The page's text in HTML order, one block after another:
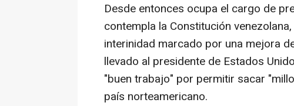
Desde entonces ocupa el cargo de
contempla la Constitución
interinidad marcado por una mejora
llevado al presidente de Estados
"buen trabajo" por permitir sacar
país norteamericano.